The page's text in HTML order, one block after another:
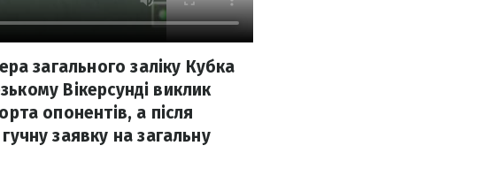
загального заліку Кубка
Вікерсунді виклик
опонентів, а після
заявку на загальну